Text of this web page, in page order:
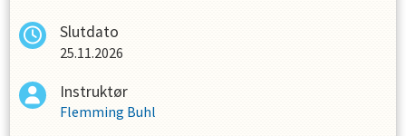
Slutdato
25.11.2026
Instruktør
Flemming Buhl